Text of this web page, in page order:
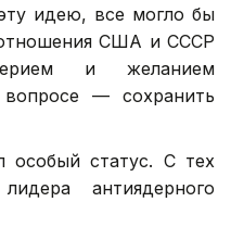
идею, все могло бы
США и СССР
и желанием
— сохранить
особый статус. С тех
антиядерного